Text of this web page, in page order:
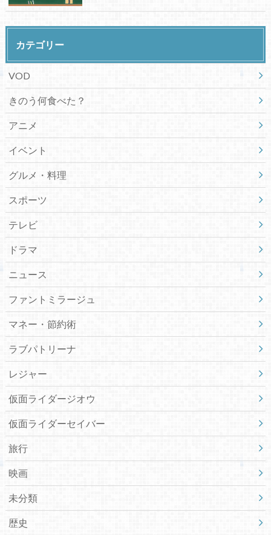
カテゴリー
VOD
きのう何食べた？
アニメ
イベント
グルメ・料理
スポーツ
テレビ
ドラマ
ニュース
ファントミラージュ
マネー・節約術
ラブパトリーナ
レジャー
仮面ライダージオウ
仮面ライダーセイバー
旅行
映画
未分類
歴史